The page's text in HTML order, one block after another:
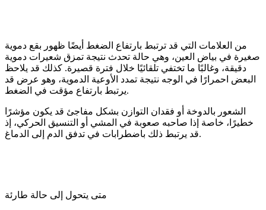
من العلامات التي قد ترتبط بارتفاع الضغط أيضًا ظهور بقع دموية
صغيرة في بياض العين، وهي حالة تحدث نتيجة تمزق شعيرات دموية
دقيقة، وغالبًا ما تختفي تلقائيًا خلال فترة قصيرة. كذلك قد يلاحظ
البعض احمرارًا في الوجه نتيجة تمدد الأوعية الدموية، وهو عرض قد
يرتبط بارتفاع مؤقت في الضغط.
الشعور بالدوخة أو فقدان التوازن بشكل مفاجئ قد يكون مؤشرًا
خطيرًا، خاصة إذا صاحبه صعوبة في المشي أو التنسيق الحركي، إذ
قد يرتبط ذلك باضطرابات في تدفق الدم إلى الدماغ.
متى يتحول إلى حالة طارئة